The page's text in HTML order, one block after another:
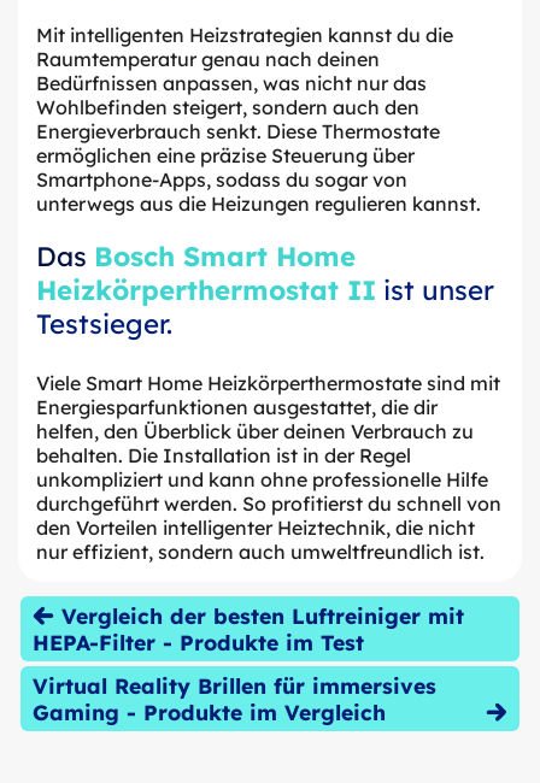
Mit intelligenten Heizstrategien kannst du die
Raumtemperatur genau nach deinen
Bedürfnissen anpassen, was nicht nur das
Wohlbefinden steigert, sondern auch den
Energieverbrauch senkt. Diese Thermostate
ermöglichen eine präzise Steuerung über
Smartphone-Apps, sodass du sogar von
unterwegs aus die Heizungen regulieren kannst.
Das Bosch Smart Home
Heizkörperthermostat II ist unser
Testsieger.
Viele Smart Home Heizkörperthermostate sind mit
Energiesparfunktionen ausgestattet, die dir
helfen, den Überblick über deinen Verbrauch zu
behalten. Die Installation ist in der Regel
unkompliziert und kann ohne professionelle Hilfe
durchgeführt werden. So profitierst du schnell von
den Vorteilen intelligenter Heiztechnik, die nicht
nur effizient, sondern auch umweltfreundlich ist.
Vergleich der besten Luftreiniger mit
HEPA-Filter - Produkte im Test
Virtual Reality Brillen für immersives
Gaming - Produkte im Vergleich